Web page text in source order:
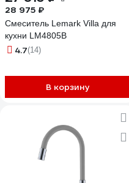
28 975 ₽
Смеситель Lemark Villa для
кухни LM4805B
4.7(14)
В корзину